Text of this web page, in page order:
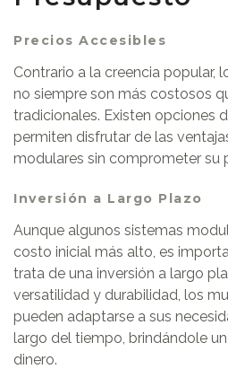
Precios Accesibles
Contrario a la creencia popular,
no siempre son más costosos
tradicionales. Existen opciones
permiten disfrutar de las
modulares sin comprometer su
Inversión a Largo Plazo
Aunque algunos sistemas
costo inicial más alto, es
trata de una inversión a largo
versatilidad y durabilidad, los
pueden adaptarse a sus
largo del tiempo, brindándole
dinero.